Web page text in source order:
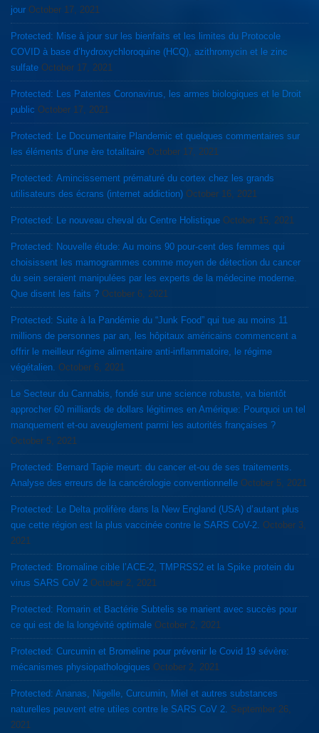
jour October 17, 2021
Protected: Mise à jour sur les bienfaits et les limites du Protocole
COVID à base d’hydroxychloroquine (HCQ), azithromycin et le zinc
sulfate October 17, 2021
Protected: Les Patentes Coronavirus, les armes biologiques et le Droit
public October 17, 2021
Protected: Le Documentaire Plandemic et quelques commentaires sur
les éléments d’une ère totalitaire October 17, 2021
Protected: Amincissement prématuré du cortex chez les grands
utilisateurs des écrans (internet addiction) October 16, 2021
Protected: Le nouveau cheval du Centre Holistique October 15, 2021
Protected: Nouvelle étude: Au moins 90 pour-cent des femmes qui
choisissent les mamogrammes comme moyen de détection du cancer
du sein seraient manipulées par les experts de la médecine moderne.
Que disent les faits ? October 6, 2021
Protected: Suite à la Pandémie du “Junk Food” qui tue au moins 11
millions de personnes par an, les hôpitaux américains commencent a
offrir le meilleur régime alimentaire anti-inflammatoire, le régime
végétalien. October 6, 2021
Le Secteur du Cannabis, fondé sur une science robuste, va bientôt
approcher 60 milliards de dollars légitimes en Amérique: Pourquoi un tel
manquement et-ou aveuglement parmi les autorités françaises ?
October 5, 2021
Protected: Bernard Tapie meurt: du cancer et-ou de ses traitements.
Analyse des erreurs de la cancérologie conventionnelle October 5, 2021
Protected: Le Delta prolifère dans la New England (USA) d’autant plus
que cette région est la plus vaccinée contre le SARS CoV-2. October 3,
2021
Protected: Bromaline cible l’ACE-2, TMPRSS2 et la Spike protein du
virus SARS CoV 2 October 2, 2021
Protected: Romarin et Bactérie Subtelis se marient avec succès pour
ce qui est de la longévité optimale October 2, 2021
Protected: Curcumin et Bromeline pour prévenir le Covid 19 sévère:
mécanismes physiopathologiques October 2, 2021
Protected: Ananas, Nigelle, Curcumin, Miel et autres substances
naturelles peuvent etre utiles contre le SARS CoV 2. September 26,
2021